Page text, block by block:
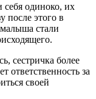
себя одиноко, их
после этого в
стали
сестричка более
ответственность за
своей